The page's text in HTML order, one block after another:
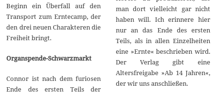
Beginn ein Überfall auf den
Transport zum Erntecamp, der
den drei neuen Charakteren die
Freiheit bringt.
Organspende-Schwarzmarkt
Connor ist nach dem furiosen
Ende des ersten Teils der
man dort vielleicht gar nicht
haben will. Ich erinnere hier
nur an das Ende des ersten
Teils, als in allen Einzelheiten
eine »Ernte« beschrieben wird.
Der Verlag gibt eine
Altersfreigabe »Ab 14 Jahren«,
der wir uns anschließen.